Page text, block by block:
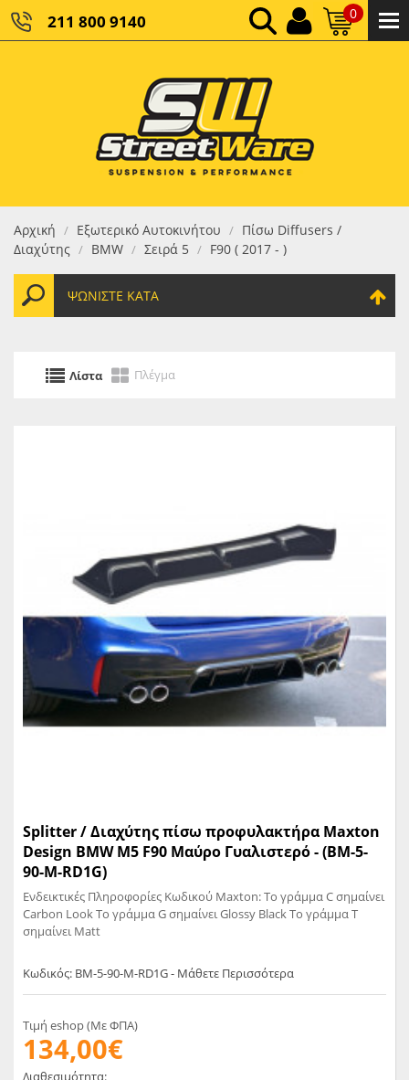
211 800 9140 0
ΚΑΘΑΡΌ ΣΎΝΟΛΟ:
ΤΕΛΙΚΌ ΣΎΝΟΛΟ:0,00 €
Αρχική / Εξωτερικό Αυτοκινήτου / Πίσω Diffusers /
Διαχύτης / BMW / Σειρά 5 / F90 ( 2017 - )
ΨΩΝΊΣΤΕ ΚΑΤΆ
Λίστα Πλέγμα
Splitter / Διαχύτης πίσω προφυλακτήρα Maxton
Design BMW M5 F90 Μαύρο Γυαλιστερό - (BM-5-
90-M-RD1G)
Ενδεικτικές Πληροφορίες Κωδικού Maxton: Το γράμμα C σημαίνει
Carbon Look Το γράμμα G σημαίνει Glossy Black Το γράμμα T
σημαίνει Matt
Κωδικός: BM-5-90-M-RD1G - Μάθετε Περισσότερα
Τιμή eshop (Με ΦΠΑ)
134,00€
Διαθεσιμότητα: